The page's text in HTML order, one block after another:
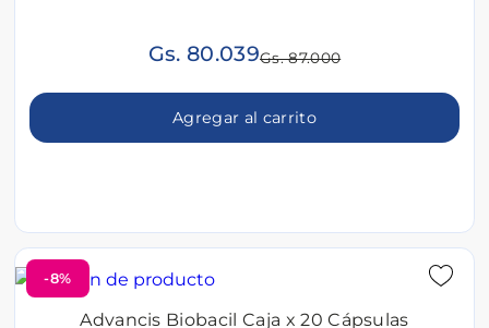
Gs. 80.039Gs. 87.000
Agregar al carrito
-8%
Advancis Biobacil Caja x 20 Cápsulas